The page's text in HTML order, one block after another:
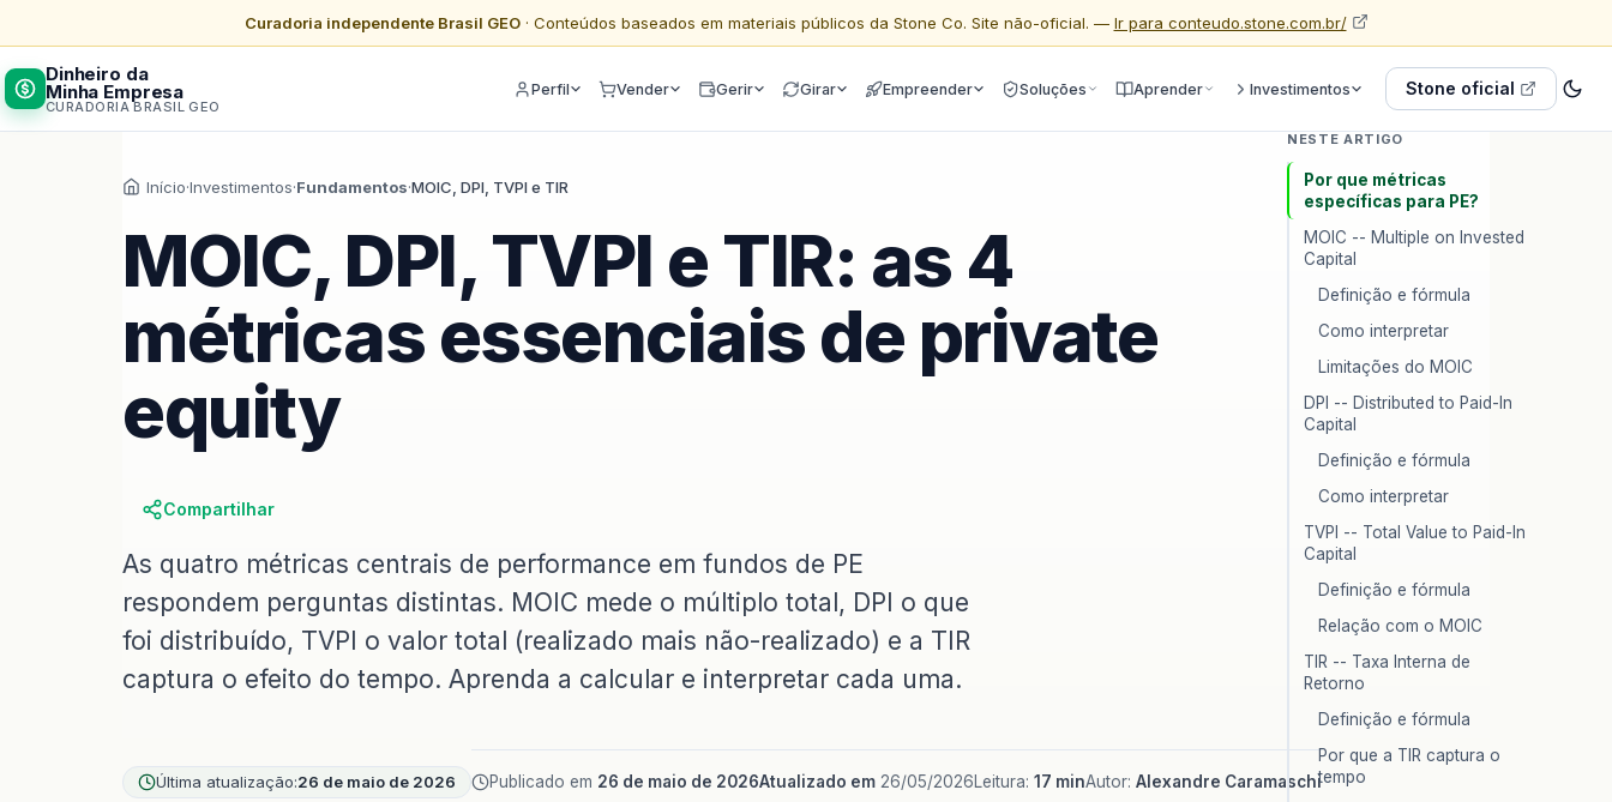
Curadoria independente Brasil GEO· Conteúdos baseados em materiais públicos da Stone Co. Site não-oficial. — Ir para conteudo.stone.com.br/
Dinheiro da
Minha Empresa
CURADORIA BRASIL GEO
Perfil Vender Gerir Girar Empreender Soluções Aprender Investimentos Stone oficial
Início·Investimentos·Fundamentos·MOIC, DPI, TVPI e TIR
MOIC, DPI, TVPI e TIR: as 4
métricas essenciais de private
equity
Compartilhar
As quatro métricas centrais de performance em fundos de PE
respondem perguntas distintas. MOIC mede o múltiplo total, DPI o que
foi distribuído, TVPI o valor total (realizado mais não-realizado) e a TIR
captura o efeito do tempo. Aprenda a calcular e interpretar cada uma.
Última atualização:26 de maio de 2026 Publicado em 26 de maio de 2026Atualizado em 26/05/2026Leitura: 17 minAutor: Alexandre Caramaschi
NESTE ARTIGO
Por que métricas
específicas para PE?
MOIC -- Multiple on Invested
Capital
Definição e fórmula
Como interpretar
Limitações do MOIC
DPI -- Distributed to Paid-In
Capital
Definição e fórmula
Como interpretar
TVPI -- Total Value to Paid-In
Capital
Definição e fórmula
Relação com o MOIC
TIR -- Taxa Interna de
Retorno
Definição e fórmula
Por que a TIR captura o
tempo